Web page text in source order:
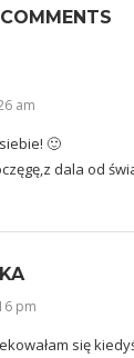
am
🙂
dala od
pm
się